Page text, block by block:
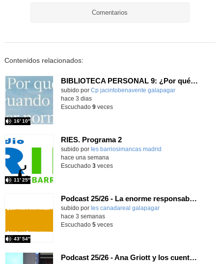
Comentarios
Contenidos relacionados:
BIBLIOTECA PERSONAL 9: ¿Por qué ser feliz cuando puedes ser normal?
Contenido educativo.
subido por Cp jacintobenavente galapagar
16′ 10″
-
hace 3 dias
Escuchado 9veces
RIES. Programa 2
Contenido educativo.
subido por Ies barriosimancas madrid
11′ 25″
hace una semana
Escuchado 3veces
Podcast 25/26 - La enorme responsabilidad de ser juez
subido por Ies canadareal galapagar
43′ 54″
-
hace 3 semanas
Escuchado 5veces
Podcast 25/26 - Ana Griott y los cuentos de las voces olvidadas